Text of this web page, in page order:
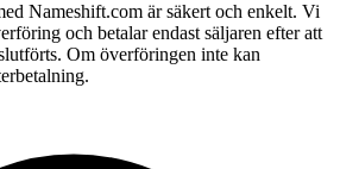
Nameshift.com är säkert och enkelt. Vi
och betalar endast säljaren efter att
Om överföringen inte kan